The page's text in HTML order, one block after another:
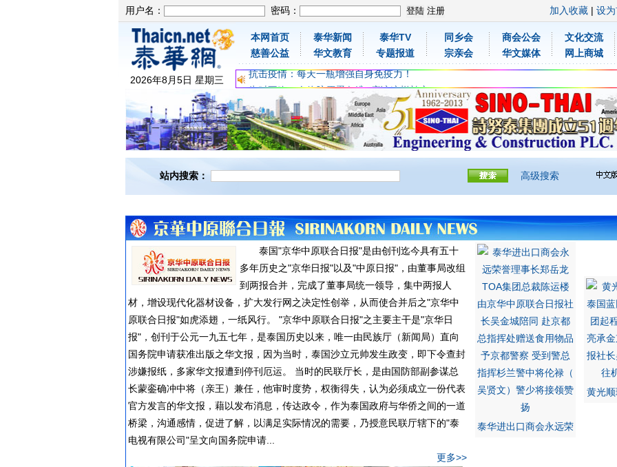
用户名： 密码： 加入收藏 | 设
2026年8月5日 星期三
本网首页
慈善公益
泰华新闻
华文教育
泰华TV
专题报道
同乡会
宗亲会
商会公会
华文媒体
文化交流
网上商城
为时不晚，人体胶原蛋白维C应该这样补充
关爱儿童健康，免费领取日本原装尤妮佳超立体儿童防飞沫口罩
抗击疫情：每天一瓶增强自身免疫力！
为时不晚，人体胶原蛋白维C应该这样补充
关爱儿童健康，免费领取日本原装尤妮佳超立体儿童防飞沫口罩
抗击疫情：每天一瓶增强自身免疫力！
站内搜索： 高级搜索
泰国"京华中原联合日报"是由创刊迄今具有五十
多年历史之"京华日报"以及"中原日报"，由董事局改组
到两报合并，完成了董事局统一领导，集中两报人
材，增设现代化器材设备，扩大发行网之决定性创举，从而使合并后之"京华中
原联合日报"如虎添翅，一纸风行。 "京华中原联合日报"之主要主干是"京华日
报"，创刊于公元一九五七年，是泰国历史以来，唯一由民族厅（新闻局）直向
国务院申请获准出版之华文报，因为当时，泰国沙立元帅发生政变，即下令查封
涉嫌报纸，多家华文报遭到停刊厄运。 当时的民联厅长，是由国防部副参谋总
长蒙銮确冲中将（亲王）兼任，他审时度势，权衡得失，认为必须成立一份代表
官方发言的华文报，藉以发布消息，传达政令，作为泰国政府与华侨之间的一道
桥梁，沟通感情，促进了解，以满足实际情况的需要，乃授意民联厅辖下的"泰
电视有限公司"呈文向国务院申请...
更多>>
泰华进出口商会永远荣
黄光